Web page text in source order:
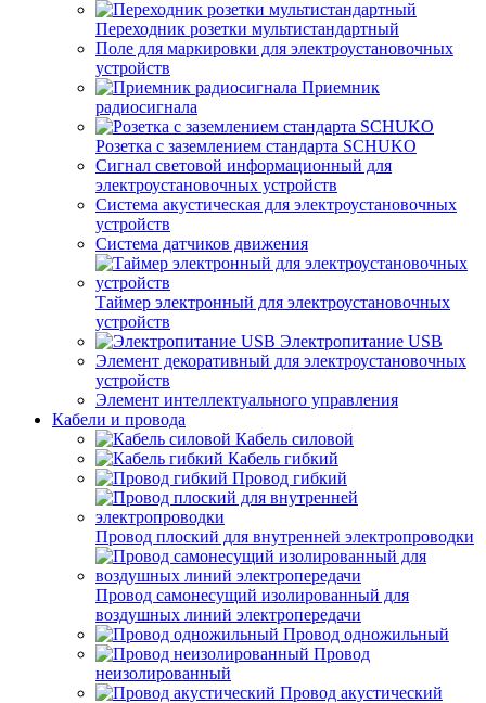
Переходник розетки мультистандартный
Поле для маркировки для электроустановочных
устройств
Приемник
радиосигнала
Розетка с заземлением стандарта SCHUKO
Сигнал световой информационный для
электроустановочных устройств
Система акустическая для электроустановочных
устройств
Система датчиков движения
Таймер электронный для электроустановочных
устройств
Электропитание USB
Элемент декоративный для электроустановочных
устройств
Элемент интеллектуального управления
Кабели и провода
Кабель силовой
Кабель гибкий
Провод гибкий
Провод плоский для внутренней электропроводки
Провод самонесущий изолированный для
воздушных линий электропередачи
Провод одножильный
Провод
неизолированный
Провод акустический